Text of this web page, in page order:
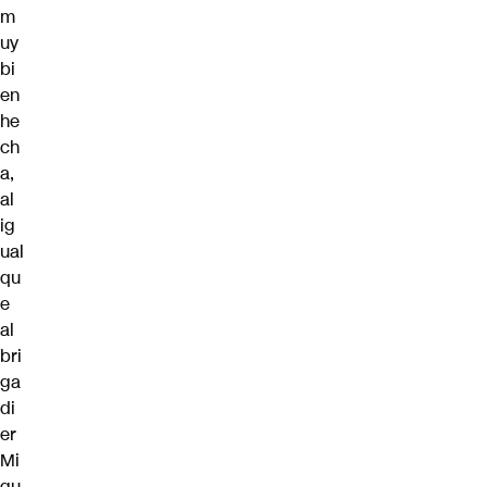
m
uy
bi
en
he
ch
a,
al
ig
ual
qu
e
al
bri
ga
di
er
Mi